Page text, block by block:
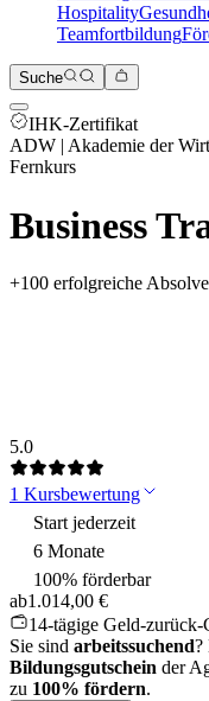
Hospitality
Teamfortbildung
Suche
IHK-Zertifikat
ADW | Akademie der
Fernkurs
Business
+100 erfolgreiche
5.0
1 Kursbewertung
Start jederzeit
6 Monate
100% förderbar
ab1.014,00 €
14-tägige Geld-zurück-
Sie sind arbeitssuchend?
Bildungsgutschein der
zu 100% fördern.